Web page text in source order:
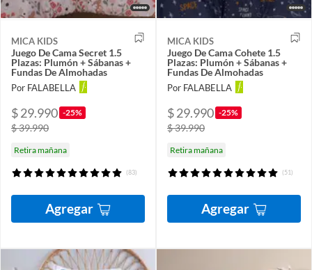
MICA KIDS
Juego De Cama Secret 1.5
Plazas: Plumón + Sábanas +
Fundas De Almohadas
Por FALABELLA
$ 29.990 -25%
$ 39.990
Retira mañana
(83)
Agregar
MICA KIDS
Juego De Cama Cohete 1.5
Plazas: Plumón + Sábanas +
Fundas De Almohadas
Por FALABELLA
$ 29.990 -25%
$ 39.990
Retira mañana
(51)
Agregar